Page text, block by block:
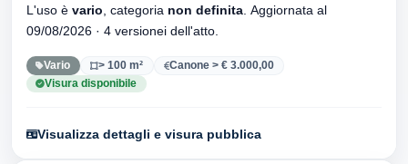
L'uso è vario , categoria non definita
09/08/2026 · 4 versionei dell'atto.
Vario > 100 m²
Canone > € 3.000,00
Visura disponibile
Visualizza dettagli e visura pubblica